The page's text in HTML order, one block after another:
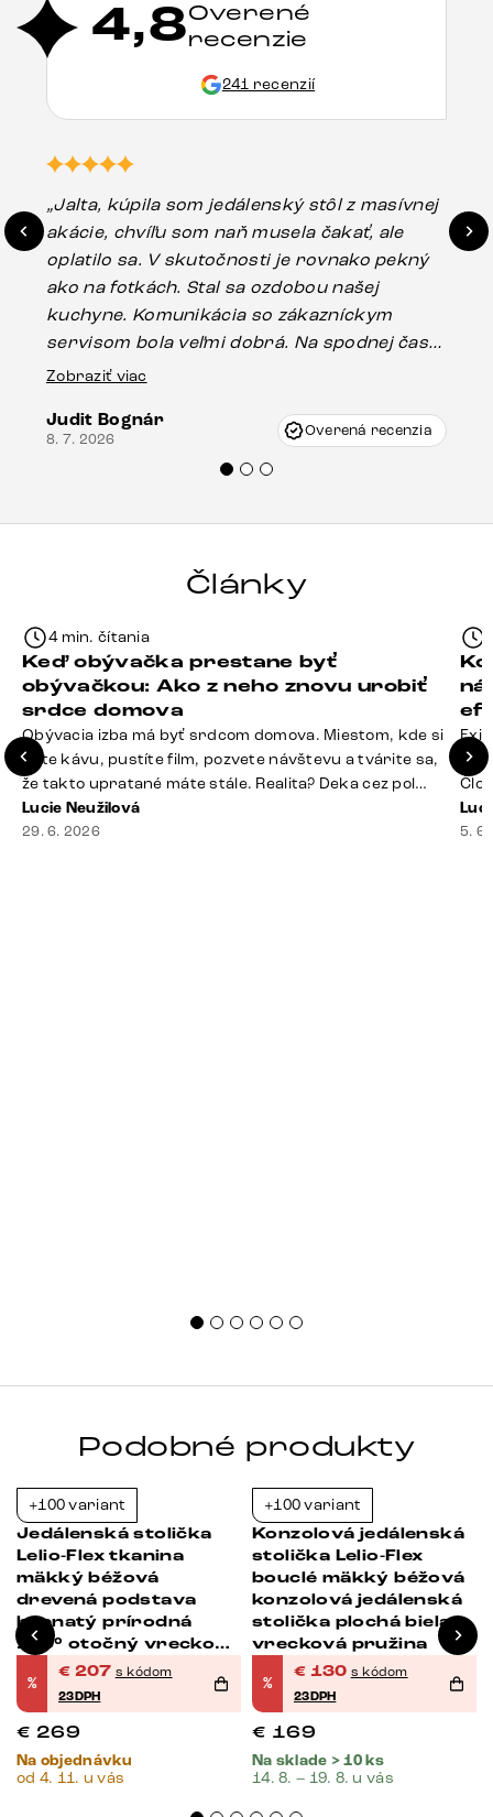
4,8Overené
recenzie
241 recenzií
„Jalta, kúpila som jedálenský stôl z masívnej
akácie, chvíľu som naň musela čakať, ale
oplatilo sa. V skutočnosti je rovnako pekný
ako na fotkách. Stal sa ozdobou našej
kuchyne. Komunikácia so zákazníckym
servisom bola veľmi dobrá. Na spodnej časti
stola bolo malé poškodenie, pravdepodobne
Vincze pri riešení mojej záležitosti pristúpili
veľmi korektne. Odporúčam produkty Delife
Zobraziť viac
Judit Bognár
8. 7. 2026 Overená recenzia
Články
4 min. čítania
Keď obývačka prestane byť
obývačkou: Ako z neho znovu urobiť
srdce domova
Obývacia izba má byť srdcom domova. Miestom, kde si
dáte kávu, pustíte film, pozvete návštevu a tvárite sa,
že takto upratané máte stále. Realita? Deka cez pol
sedačky, ovládač záhadne zmizol, konferenčný stolík
slúži ako odkladisko všetkého od účteniek po balzam
Lucie Neužilová
29. 6. 2026
si
5.
Podobné produkty
+100 variant
Jedálenská stolička
Lelio-Flex tkanina
mäkký béžová
drevená podstava
hranatý prírodná
180° otočný vrecková
pružina
%
€ 207 s kódom
23DPH
€ 269
Na objednávku
od 4. 11. u vás
+100 variant
Konzolová jedálenská
stolička Lelio-Flex
bouclé mäkký béžová
konzolová jedálenská
stolička plochá biela
vrecková pružina
%
€ 130 s kódom
23DPH
€ 169
Na sklade > 10 ks
14. 8. – 19. 8. u vás